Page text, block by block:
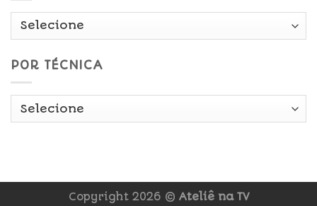
POR TÉCNICA
Copyright 2026 © Ateliê na TV